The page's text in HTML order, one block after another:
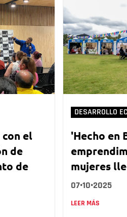
el
de
de
DESARROLLO
'Hecho en
mujeres
07•10•2025
LEER MÁS